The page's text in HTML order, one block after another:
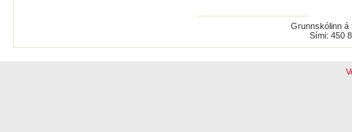
Grunnskólinn á
Sími: 450